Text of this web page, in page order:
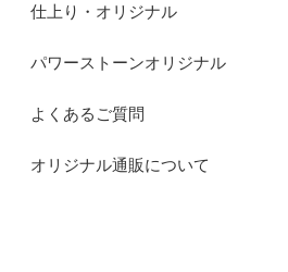
仕上り・オリジナル
パワーストーンオリジナル
よくあるご質問
オリジナル通販について